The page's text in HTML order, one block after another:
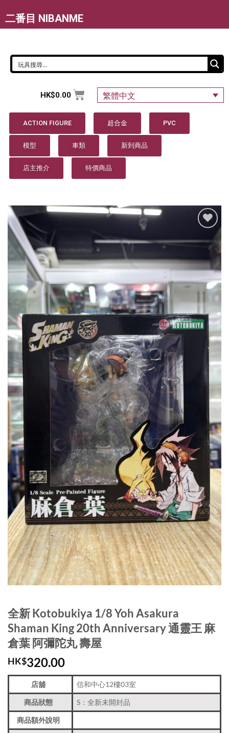
二番目 NIBANME
HK$0.00 繁體中文
ACTION FIGURE 超合金 PVC
模型 車類 新到商品
店主推介 特價商品
全新 Kotobukiya 1/8 Yoh Asakura
Shaman King 20th Anniversary 通靈王 麻
倉葉 阿彌陀丸 壽屋
HK$320.00
店舖 信和中心12樓03室
商品狀態 S：全新未開封品
商品額外說明